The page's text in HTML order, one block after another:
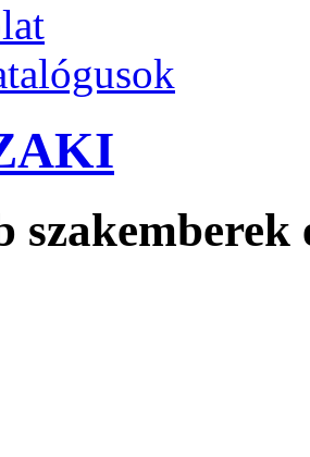
szakemberek